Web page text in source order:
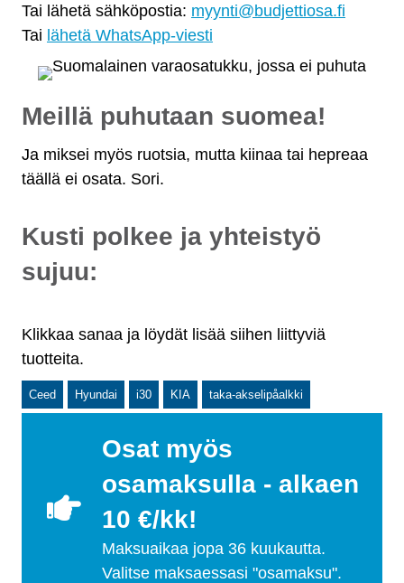
Klikkaa sanaa ja löydät lisää siihen liittyviä
tuotteita.
Ceed Hyundai i30 KIA taka-akselipåalkki
Osat myös
osamaksulla - alkaen
10 €/kk!
Maksuaikaa jopa 36 kuukautta.
Valitse maksaessasi "osamaksu".
Tai lähetä sähköpostia: myynti@budjettiosa.fi
Tai lähetä WhatsApp-viesti
Meillä puhutaan suomea!
Ja miksei myös ruotsia, mutta kiinaa tai hepreaa
täällä ei osata. Sori.
Kusti polkee ja yhteistyö
sujuu: